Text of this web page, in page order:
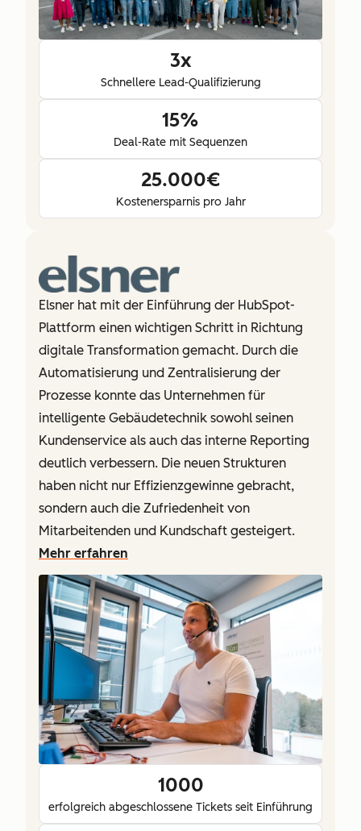
3x
Schnellere Lead-Qualifizierung
15%
Deal-Rate mit Sequenzen
25.000€
Kostenersparnis pro Jahr
1000
erfolgreich abgeschlossene Tickets seit Einführung
Elsner hat mit der Einführung der HubSpot-
Plattform einen wichtigen Schritt in Richtung
digitale Transformation gemacht. Durch die
Automatisierung und Zentralisierung der
Prozesse konnte das Unternehmen für
intelligente Gebäudetechnik sowohl seinen
Kundenservice als auch das interne Reporting
deutlich verbessern. Die neuen Strukturen
haben nicht nur Effizienzgewinne gebracht,
sondern auch die Zufriedenheit von
Mitarbeitenden und Kundschaft gesteigert.
Mehr erfahren